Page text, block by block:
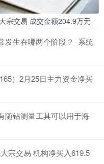
宗交易 成交金额204.9万元
发生在哪两个阶段？_系统
）2月25日主力资金净买
随钻测量工具可以用于海
宗交易 机构净买入619.5